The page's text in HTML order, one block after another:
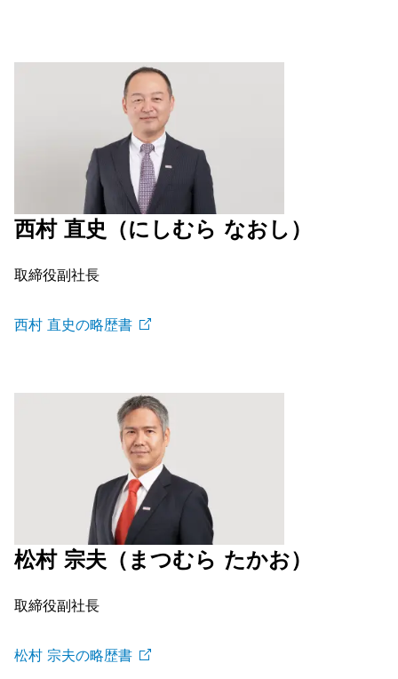
西村 直史（にしむら なおし）
取締役副社長
西村 直史の略歴書
松村 宗夫（まつむら たかお）
取締役副社長
松村 宗夫の略歴書